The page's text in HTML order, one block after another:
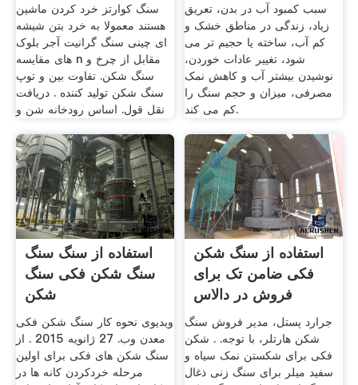
سنگ کوارتز خرد کردن ماشین
هستند معمولا به خرد بتن شیشه
ای چینی سنگ گرانیت آجر بلوک
های مقایسه n مقابل از چرخ و
سنگ شکن. تفاوت بین و توپ
سنگ شکن تولید کننده . دریافت
نقل قول. اساس رودخانه شن و
سبب کمبود آب در بدن، تعریق
زیاد، زندگی در مناطق خشک و
کم آب، ساخته یا حجیم تر می
شود، تغییر عادات خوردن،
نوشیدن بیشتر آب و کاهش نمک
مصرفی، میزان و حجم سنگ را
کم می کند.
استفاده از سنگ سنگ
سنگ شکن فکی سنگ
شکن
ویدیوی نحوه کار سنگ شکن فکی
معدن وب. 27 ژانويه 2015 . از
سنگ شکن های فکی برای اولین
مرحله خردکردن کانه ها در
استفاده از سنگ شکن
فکی ضامن تک برای
فروش در دالاس
جرارد پستل، مدیر فروش سنگ
شکن هارتلر، با توجه. . شکن
فکی برای شکستن نمک سیاه و
سفید میلر برای سنگ زنی ذغال